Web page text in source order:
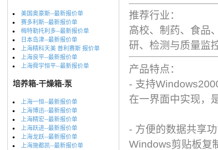
美国奥豪斯--最新报价单
赛多利斯--最新报价单
梅特勒托利多--最新报价单
日本岛津--最新报价单
上海精科天美 普利赛斯 报价单
上海良平--最新报价单
上海舜宇恒平--最新报价单
培养箱-干燥箱-泵
上海一恒--最新报价单
上海博迅--最新报价单
上海精宏--最新报价单
上海跃进--最新报价单
上海龙跃--最新报价单
上海施都凯--最新报价单
推荐行业：
高校、制药、食品
研、检测与质量监
产品特点：
- 支持
在一界面中实现，
- 方便的数据共享
Windows剪贴板复